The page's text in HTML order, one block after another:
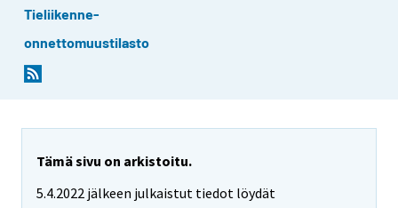
Tieliikenne-
onnettomuustilasto
Tämä sivu on arkistoitu.
5.4.2022 jälkeen julkaistut tiedot löydät